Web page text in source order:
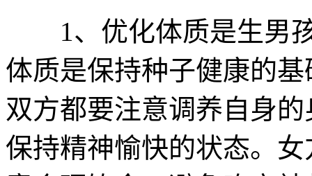
1、优化体质是生男孩
体质是保持种子健康的
双方都要注意调养自身
保持精神愉快的状态。